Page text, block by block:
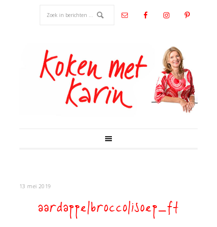
13 mei 2019
aardappelbroccolisoep_ft